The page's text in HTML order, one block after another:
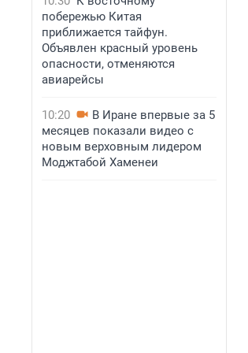
побережью Китая
приближается тайфун.
Объявлен красный уровень
опасности, отменяются
авиарейсы
10:20
В Иране впервые за 5
месяцев показали видео с
новым верховным лидером
Моджтабой Хаменеи